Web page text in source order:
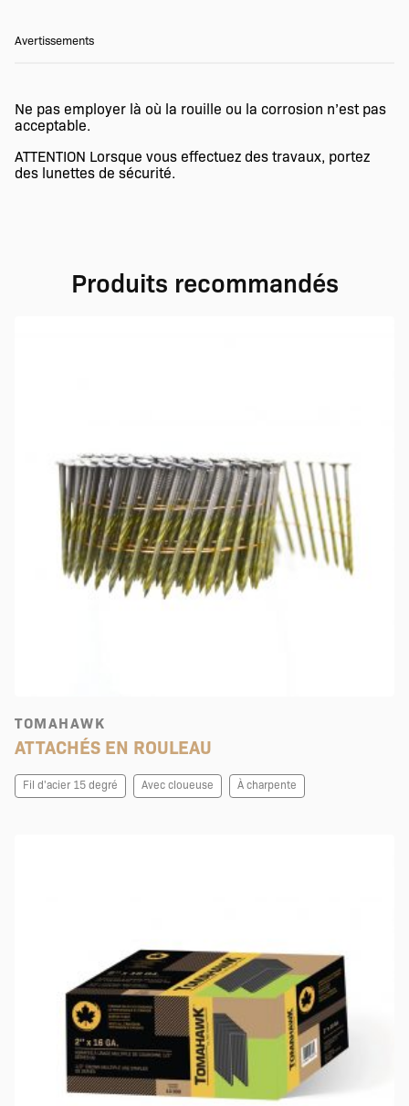
Avertissements
Ne pas employer là où la rouille ou la corrosion n’est pas
acceptable.
ATTENTION Lorsque vous effectuez des travaux, portez
des lunettes de sécurité.
Produits recommandés
TOMAHAWK
ATTACHÉS EN ROULEAU
Fil d'acier 15 degré Avec cloueuse À charpente